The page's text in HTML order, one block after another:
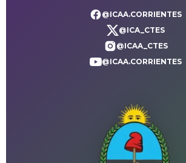
@ICAA.CORRIENTES
@ICA_CTES
@ICAA_CTES
@ICAA.CORRIENTES